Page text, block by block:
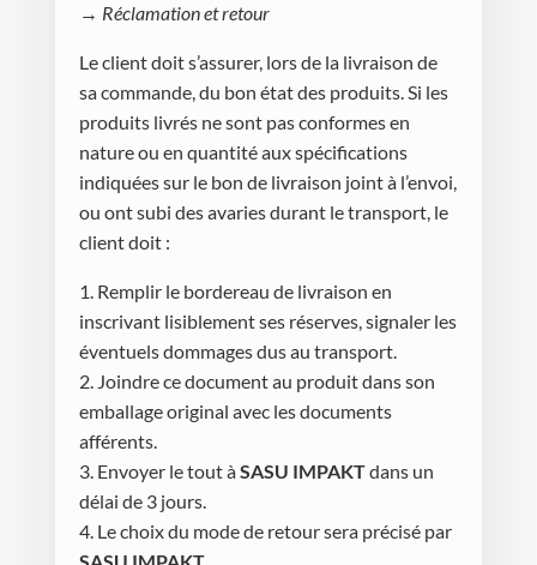
→ Réclamation et retour
Le client doit s’assurer, lors de la livraison de
sa commande, du bon état des produits. Si les
produits livrés ne sont pas conformes en
nature ou en quantité aux spécifications
indiquées sur le bon de livraison joint à l’envoi,
ou ont subi des avaries durant le transport, le
client doit :
1. Remplir le bordereau de livraison en
inscrivant lisiblement ses réserves, signaler les
éventuels dommages dus au transport.
2. Joindre ce document au produit dans son
emballage original avec les documents
afférents.
3. Envoyer le tout àSASU IMPAKTdans un
délai de 3 jours.
4. Le choix du mode de retour sera précisé par